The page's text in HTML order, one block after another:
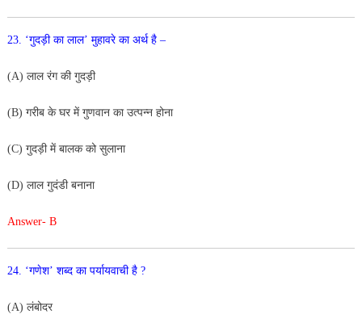
23. ‘गुदड़ी का लाल’ मुहावरे का अर्थ है –
(A) लाल रंग की गुदड़ी
(B) गरीब के घर में गुणवान का उत्पन्न होना
(C) गुदड़ी में बालक को सुलाना
(D) लाल गुदंडी बनाना
Answer- B
24. ‘गणेश’ शब्द का पर्यायवाची है ?
(A) लंबोदर